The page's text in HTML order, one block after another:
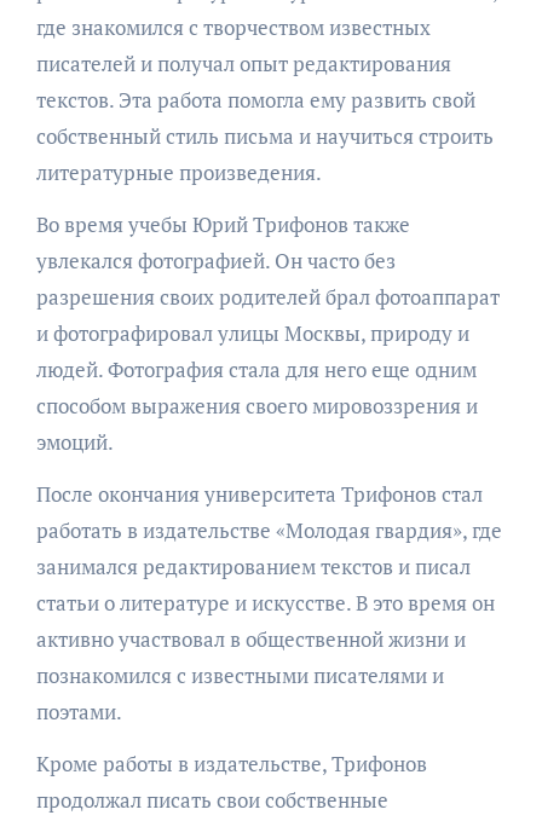
где знакомился с творчеством известных
писателей и получал опыт редактирования
текстов. Эта работа помогла ему развить свой
собственный стиль письма и научиться строить
литературные произведения.
Во время учебы Юрий Трифонов также
увлекался фотографией. Он часто без
разрешения своих родителей брал фотоаппарат
и фотографировал улицы Москвы, природу и
людей. Фотография стала для него еще одним
способом выражения своего мировоззрения и
эмоций.
После окончания университета Трифонов стал
работать в издательстве «Молодая гвардия», где
занимался редактированием текстов и писал
статьи о литературе и искусстве. В это время он
активно участвовал в общественной жизни и
познакомился с известными писателями и
поэтами.
Кроме работы в издательстве, Трифонов
продолжал писать свои собственные